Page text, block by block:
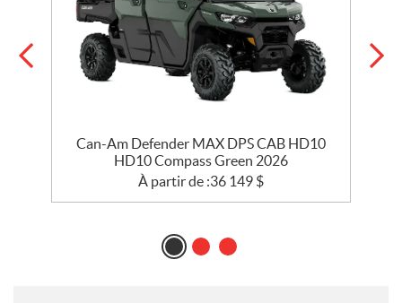
Can-Am Defender MAX DPS CAB HD10
HD10 Compass Green 2026
À partir de :36 149 $